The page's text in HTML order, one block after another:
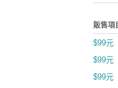
販售項
$99元
$99元
$99元